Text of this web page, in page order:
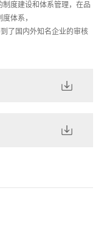
度建设和体系管理，在品
体系，
了国内外知名企业的审核